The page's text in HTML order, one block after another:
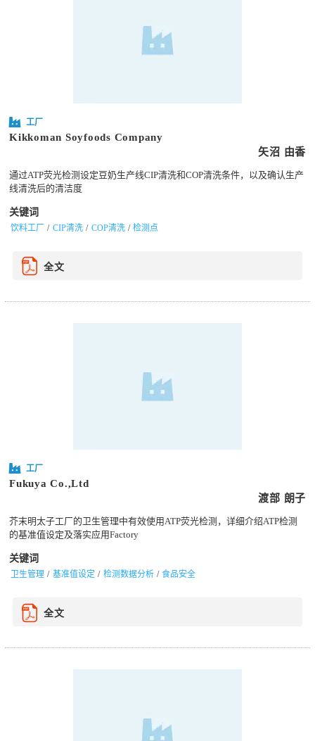
工厂
Kikkoman Soyfoods Company
矢沼 由香
通过ATP荧光检测设定豆奶生产线CIP清洗和COP清洗条件，以及确认生产
线清洗后的清洁度
关键词
饮料工厂 CIP清洗 COP清洗 检测点
全文
工厂
Fukuya Co.,Ltd
渡部 朗子
芥末明太子工厂的卫生管理中有效使用ATP荧光检测，详细介绍ATP检测
的基准值设定及落实应用Factory
关键词
卫生管理 基准值设定 检测数据分析 食品安全
全文